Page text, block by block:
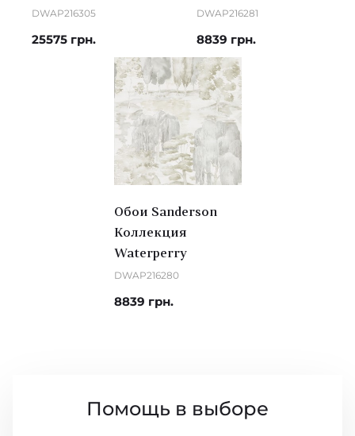
DWAP216305
25575 грн.
DWAP216281
8839 грн.
Обои Sanderson
Коллекция
Waterperry
DWAP216280
8839 грн.
Помощь в выборе